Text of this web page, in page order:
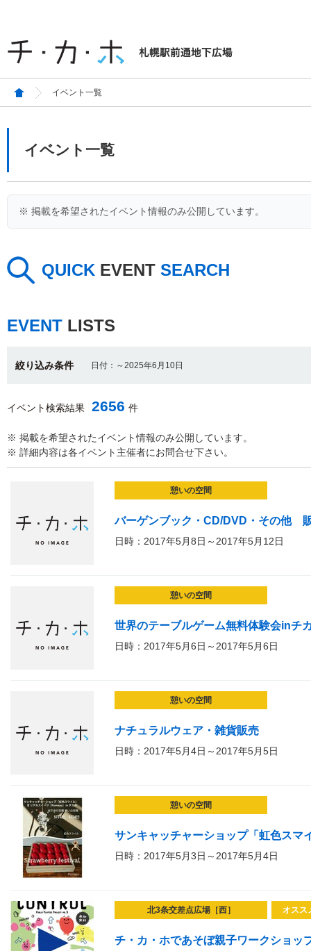
イベント一覧
イベント一覧
※ 掲載を希望されたイベント情報のみ公開しています。
QUICK EVENT SEARCH
EVENT LISTS
絞り込み条件 日付：～2025年6月10日
イベント検索結果 2656 件
※ 掲載を希望されたイベント情報のみ公開しています。
※ 詳細内容は各イベント主催者にお問合せ下さい。
憩いの空間
バーゲンブック・CD/DVD・その他
日時：2017年5月8日～2017年5月12日
憩いの空間
世界のテーブルゲーム無料体験会inチ
日時：2017年5月6日～2017年5月6日
憩いの空間
ナチュラルウェア・雑貨販売
日時：2017年5月4日～2017年5月5日
憩いの空間
サンキャッチャーショップ「虹色ス
日時：2017年5月3日～2017年5月4日
北3条交差点広場［西］ オスス
チ・カ・ホであそぼ親子ワークショ